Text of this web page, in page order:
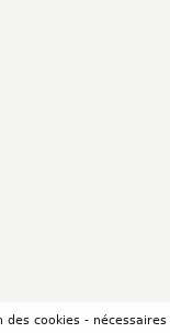
cookies -